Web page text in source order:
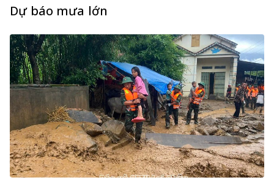
Dự báo mưa lớn